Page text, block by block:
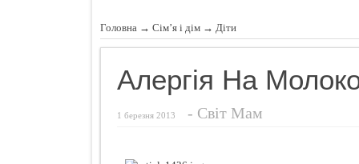
Як зробити
Секрети
Головна → Сім’я і дім → Дiти
Алергія На
1 березня 2013 - Світ Мам